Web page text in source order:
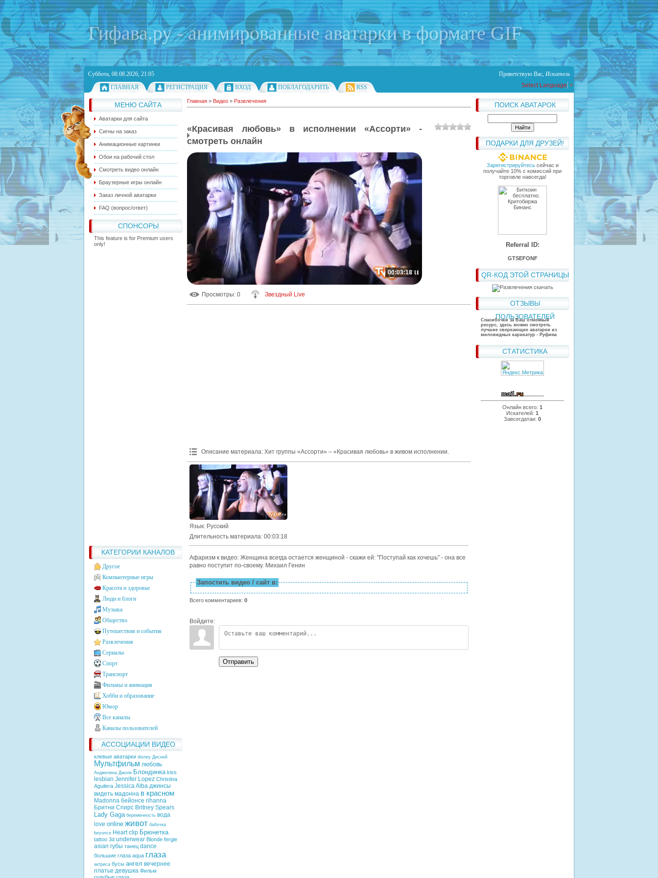
Гифава.ру - анимированные аватарки в формате GIF
Суббота, 08.08.2026, 21:05 Приветствую Вас, Искатель
ГЛАВНАЯ
РЕГИСТРАЦИЯ ВХОД ПОБЛАГОДАРИТЬ RSS Select Language ▼
МЕНЮ САЙТА
Аватарки для сайта
Сигны на заказ
Анимационные картинки
Обои на рабочий стол
Смотреть видео онлайн
Браузерные игры онлайн
Заказ личной аватарки
FAQ (вопрос/ответ)
СПОНСОРЫ
This feature is for Premium users
only!
КАТЕГОРИИ КАНАЛОВ
Другое
Компьютерные игры
Красота и здоровье
Люди и блоги
Музыка
Общество
Путешествия и события
Развлечения
Сериалы
Спорт
Транспорт
Фильмы и анимация
Хобби и образование
Юмор
Все каналы
Каналы пользователей
АССОЦИАЦИИ ВИДЕО
клевые аватарки disney Дисней
Мультфильм любовь
Анджелина Джоли Блондинка kiss
lesbian Jennifer Lopez Christina
Aguilera Jessica Alba джинсы
видеть мадонна в красном
Madonna бейонсе rihanna
Бритни Спирс Britney Spears
Lady Gaga беременность вода
love online живот бабочка
beyonce Heart clip Брюнетка
tattoo 3d underwear Blonde fergie
asian губы танец dance
большие глаза aqua глаза
актриса бусы ангел вечернее
платье девушка Фильм
ПОИСК АВАТАРОК
ПОДАРКИ ДЛЯ ДРУЗЕЙ!
Зарегистрируйтесьсейчас и
получайте 10% с комиссий при
торговле навсегда!
Referral ID:
GTSEFONF
QR-КОД ЭТОЙ СТРАНИЦЫ
ОТЗЫВЫ
ПОЛЬЗОВАТЕЛЕЙ
Спасибочки за Ваш отменный
ресурс, здесь можно смотреть
лучшие сверкающие аватарки из
миловидных карикатур - Руфина
СТАТИСТИКА
Онлайн всего: 1
Искателей: 1
Завсегдатаи: 0
Главная » Видео » Развлечения
«Красивая любовь» в исполнении «Ассорти» -
смотреть онлайн
00:03:18
Просмотры: 0 Звездный Live
Описание материала: Хит группы «Ассорти» – «Красивая любовь» в живом исполнении.
Язык: Русский
Длительность материала: 00:03:18
Афаризм к видео: Женщина всегда остается женщиной - скажи ей: "Поступай как хочешь" - она все
равно поступит по-своему. Михаил Генин
Запостить видео / сайт в:
Всего комментариев: 0
Войдите:
Отправить